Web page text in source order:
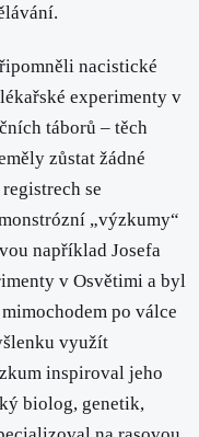
nacistické
experimenty v
táborů – těch
zůstat žádné
se
„výzkumy“
například Josefa
v Osvětimi a byl
po válce
využít
inspiroval jeho
biolog, genetik,